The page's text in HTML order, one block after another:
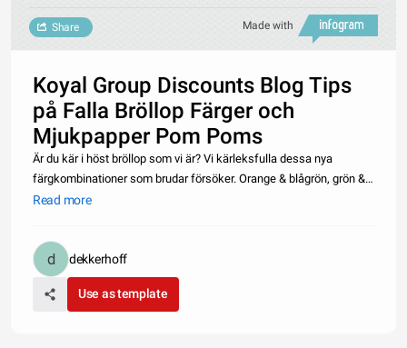
Made with
Share
Koyal Group Discounts Blog Tips
på Falla Bröllop Färger och
Mjukpapper Pom Poms
Är du kär i höst bröllop som vi är? Vi kärleksfulla dessa nya
färgkombinationer som brudar försöker. Orange & blågrön, grön &
blå och lila & Brown är våra favoriter. Dekorera med färg är ett bra
Read more
dekkerhoff
Use as template